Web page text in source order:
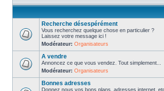
Recherche désespérément
Vous recherchez quelque chose en particulier ?
Laissez votre message ici !
Modérateur: Organisateurs
A vendre
Annoncez ce que vous vendez. Tout simplement...
Modérateur: Organisateurs
Bonnes adresses
Donnez nous vos bons plans, adresses internet,